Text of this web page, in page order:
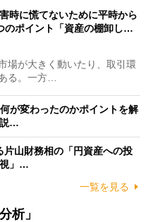
時に慌てないために平時から
のポイント「資産の棚卸し…
場が大きく動いたり、取引環
る。一方…
が変わったのかポイントを解
…
片山財務相の「円資産への投
」…
一覧を見る
析」